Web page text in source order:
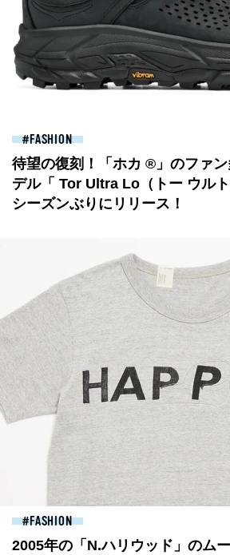
FASHION
待望の復刻！「ホカ ®」のファ
デル「 Tor Ultra Lo（トー ウル
シーズンぶりにリリース！
FASHION
2005年の「N.ハリウッド」のム